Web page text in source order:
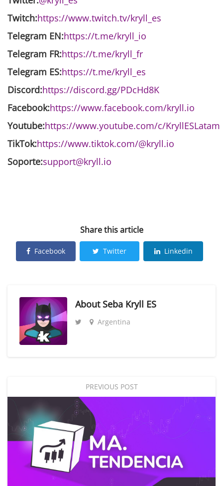
Twitch:https://www.twitch.tv/kryll_es
Telegram EN:https://t.me/kryll_io
Telegram FR:https://t.me/kryll_fr
Telegram ES:https://t.me/kryll_es
Discord:https://discord.gg/PDcHd8K
Facebook:https://www.facebook.com/kryll.io
Youtube:https://www.youtube.com/c/KryllESLatam
TikTok:https://www.tiktok.com/@kryll.io
Soporte:support@kryll.io
Share this article
Facebook Twitter Linkedin
About Seba Kryll ES
Argentina
PREVIOUS POST